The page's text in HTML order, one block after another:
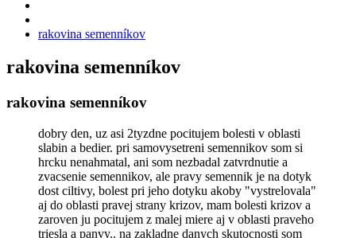
rakovina semenníkov
rakovina semenníkov
rakovina semenníkov
dobry den, uz asi 2tyzdne pocitujem bolesti v oblasti
slabin a bedier. pri samovysetreni semennikov som si
hrcku nenahmatal, ani som nezbadal zatvrdnutie a
zvacsenie semennikov, ale pravy semennik je na dotyk
dost ciltivy, bolest pri jeho dotyku akoby "vystrelovala"
aj do oblasti pravej strany krizov, mam bolesti krizov a
zaroven ju pocitujem z malej miere aj v oblasti praveho
triesla a panvy.. na zakladne danych skutocnosti som